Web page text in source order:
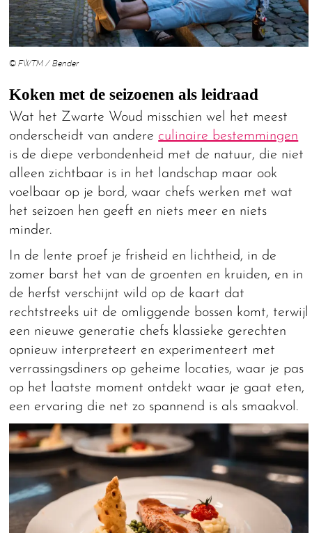
© FWTM / Bender
Koken met de seizoenen als leidraad
Wat het Zwarte Woud misschien wel het meest
onderscheidt van andere culinaire bestemmingen
is de diepe verbondenheid met de natuur, die niet
alleen zichtbaar is in het landschap maar ook
voelbaar op je bord, waar chefs werken met wat
het seizoen hen geeft en niets meer en niets
minder.
In de lente proef je frisheid en lichtheid, in de
zomer barst het van de groenten en kruiden, en in
de herfst verschijnt wild op de kaart dat
rechtstreeks uit de omliggende bossen komt, terwijl
een nieuwe generatie chefs klassieke gerechten
opnieuw interpreteert en experimenteert met
verrassingsdiners op geheime locaties, waar je pas
op het laatste moment ontdekt waar je gaat eten,
een ervaring die net zo spannend is als smaakvol.